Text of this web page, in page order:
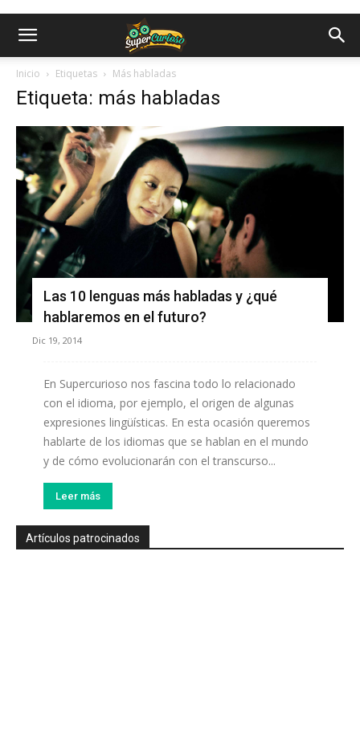
Inicio Etiquetas Más habladas
Etiqueta: más habladas
Las 10 lenguas más habladas y ¿qué
hablaremos en el futuro?
Dic 19, 2014
En Supercurioso nos fascina todo lo relacionado
con el idioma, por ejemplo, el origen de algunas
expresiones lingüísticas. En esta ocasión queremos
hablarte de los idiomas que se hablan en el mundo
y de cómo evolucionarán con el transcurso...
Leer más
Artículos patrocinados